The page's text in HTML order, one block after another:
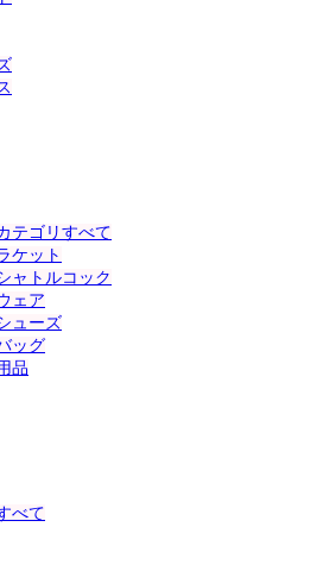
テゴリすべて
ケット
ャトルコック
ェア
ューズ
ッグ
品
べて